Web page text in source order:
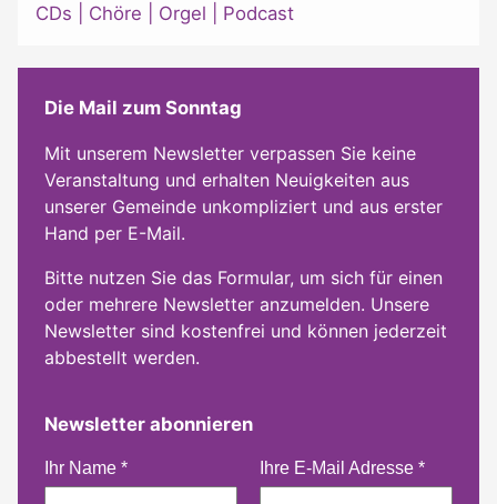
CDs Chöre Orgel Podcast
Die Mail zum Sonntag
Mit unserem Newsletter verpassen Sie keine
Veranstaltung und erhalten Neuigkeiten aus
unserer Gemeinde unkompliziert und aus erster
Hand per E-Mail.
Bitte nutzen Sie das Formular, um sich für einen
oder mehrere Newsletter anzumelden. Unsere
Newsletter sind kostenfrei und können jederzeit
abbestellt werden.
Newsletter abonnieren
Ihr Name * Ihre E-Mail Adresse *